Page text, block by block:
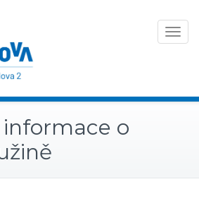
Toggle
o